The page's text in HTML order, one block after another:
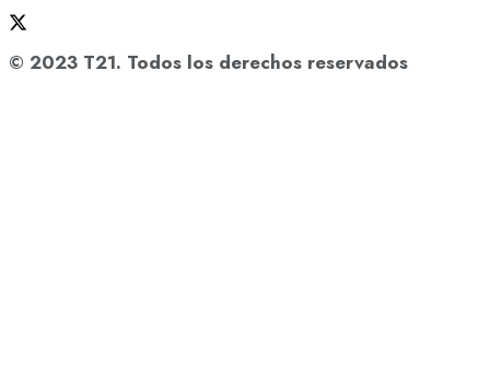
© 2023 T21. Todos los derechos reservados